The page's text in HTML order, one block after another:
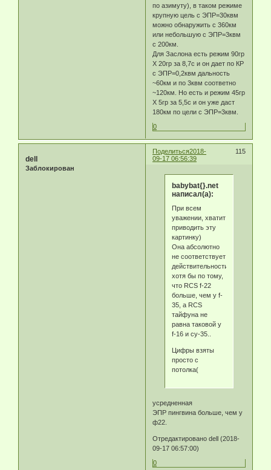
по азимуту), в таком режиме
крупную цель с ЭПР=30квм
можно обнаружить с 360км
или небольшую с ЭПР=3квм
с 200км.
Для Заслона есть режим 90гр
Х 20гр за 8,7с и он дает по КР
с ЭПР=0,2квм дальность
~60км и по 3квм соответно
~120км. Но есть и режим 45гр
Х 5гр за 5,5с и он уже даст
180км по цели с ЭПР=3квм.
0
Поделиться 115
2018-
09-17 06:56:39
dell
Заблокирован
babybat{}.net
написал(а):
При всем
уважении, хватит
приводить эту
картинку)
Она абсолютно
не соответствует
действительности,
хотя бы по тому,
что RCS f-22
больше, чем у f-
35, а RCS
тайфуна не
равна таковой у
f-16 и су-35..
Цифры взяты
просто с
потолка(
усредненная
ЭПР пингвина больше, чем у
ф22.
Отредактировано dell (2018-
09-17 06:57:00)
0